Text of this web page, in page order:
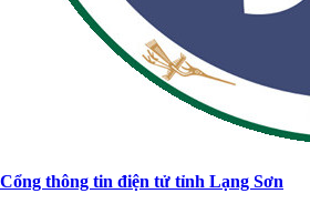
Cổng thông tin điện tử tỉnh Lạng Sơn